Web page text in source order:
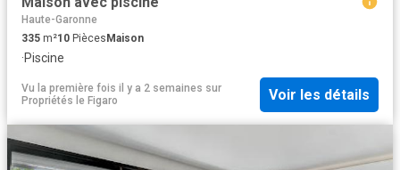
Haute-Garonne
335 m²10 Pièces Maison
·Piscine
Vu la première fois il y a 2 semaines sur
Propriétés le Figaro
Voir les détails